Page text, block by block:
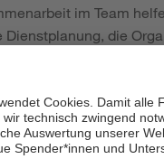
im Team
die